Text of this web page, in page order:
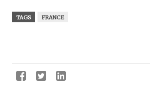
TAGS FRANCE